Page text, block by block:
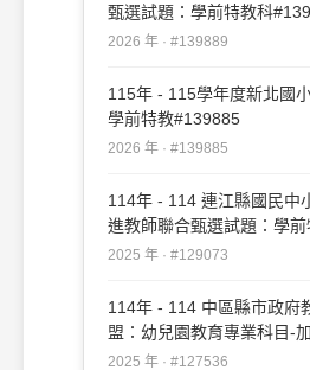
甄選試題：學前特教科
2026 年 · #139889
115年 - 115學年度新北國
學前特教#139885
2026 年 · #139885
114年 - 114 連江縣國民中
進教師聯合甄選試題：學前
能#129073
2025 年 · #129073
114年 - 114 中區縣市政府
盟：幼兒園教育專業科目-
育比重#127536
2025 年 · #127536